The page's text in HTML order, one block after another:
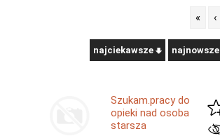
« ‹
najciekawsze najnowsze
Szukam.pracy do
opieki nad osoba
starsza